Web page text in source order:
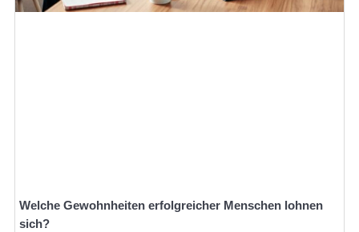
Welche Gewohnheiten erfolgreicher Menschen lohnen
sich?